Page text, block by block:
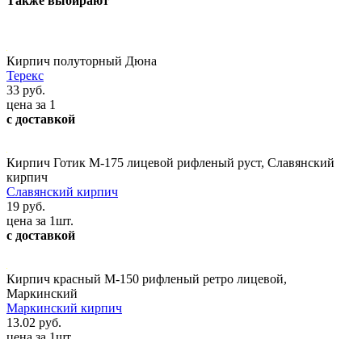
Кирпич полуторный Дюна
Терекс
33 руб.
цена за 1
с доставкой
Кирпич Готик М-175 лицевой рифленый руст, Славянский
кирпич
Славянский кирпич
19 руб.
цена за 1шт.
с доставкой
Кирпич красный М-150 рифленый ретро лицевой,
Маркинский
Маркинский кирпич
13.02 руб.